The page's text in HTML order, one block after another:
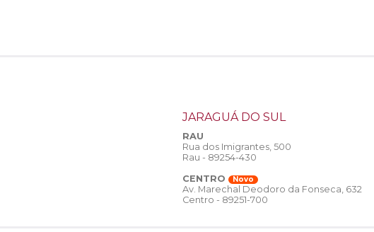
JARAGUÁ DO SUL
RAU
Rua dos Imigrantes, 500
Rau - 89254-430
CENTRO
Novo
Av. Marechal Deodoro da Fonseca, 632
Centro - 89251-700